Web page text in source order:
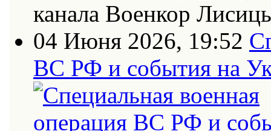
канала Военкор
04 Июня 2026, 19:52
ВС РФ и события на